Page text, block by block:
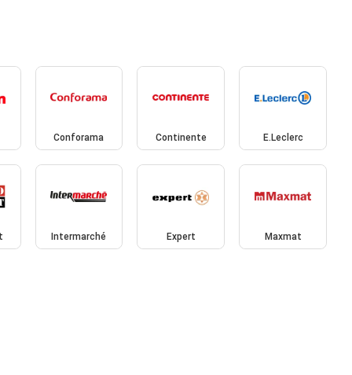
Conforama Continente E.Leclerc
Intermarché Expert Maxmat